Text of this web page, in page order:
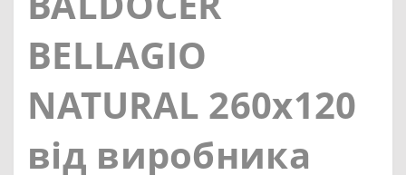
BELLAGIO
NATURAL 260x120
від виробника